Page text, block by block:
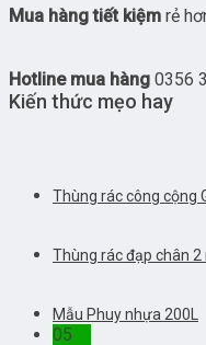
Mua hàng tiết kiệm rẻ
Hotline mua hàng 0356
Kiến thức mẹo hay
Thùng rác công cộng
Thùng rác đạp chân 2
Mẫu Phuy nhựa 200L
05